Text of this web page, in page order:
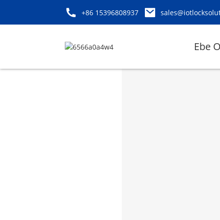
+86 15396808937
Ebe